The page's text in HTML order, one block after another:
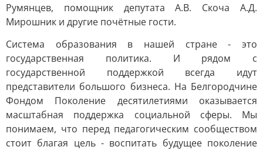
Румянцев, помощник депутата А.В. Скоча А.Д.
Мирошник и другие почётные гости.
Система образования в нашей стране - это
государственная политика. И рядом с
государственной поддержкой всегда идут
представители большого бизнеса. На Белгородчине
Фондом Поколение десятилетиями оказывается
масштабная поддержка социальной сферы. Мы
понимаем, что перед педагогическим сообществом
стоит благая цель - воспитать будущее поколение